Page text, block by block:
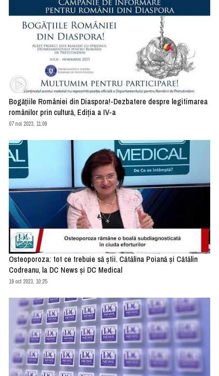
Bogățiile României din Diaspora!-Dezbatere despre legitimarea
românilor prin cultură, Ediția a IV-a
07 noi 2023, 11:09
Osteoporoza: tot ce trebuie să știi. Cătălina Poiană și Cătălin
Codreanu, la DC News și DC Medical
19 oct 2023, 10:25